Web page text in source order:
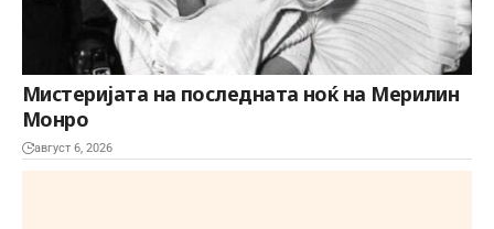
Мистеријата на последната ноќ на Мерилин
Монро
август 6, 2026